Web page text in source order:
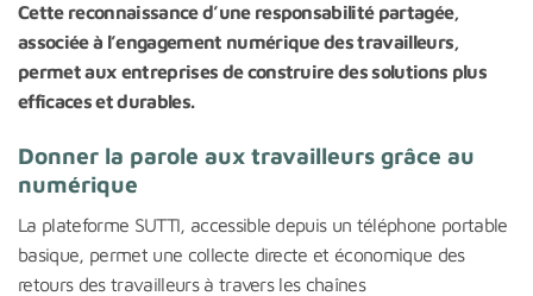
Cette reconnaissance d’une responsabilité partagée,
associée à l’engagement numérique des travailleurs,
permet aux entreprises de construire des solutions plus
efficaces et durables.
Donner la parole aux travailleurs grâce au
numérique
La plateforme SUTTI, accessible depuis un téléphone portable
basique, permet une collecte directe et économique des
retours des travailleurs à travers les chaînes